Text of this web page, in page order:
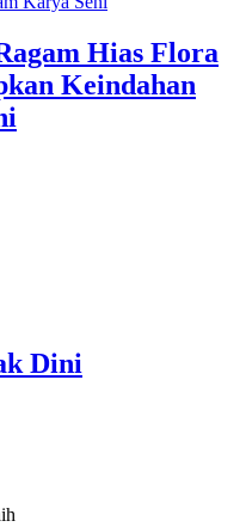
Hias Flora
Keindahan
Dini